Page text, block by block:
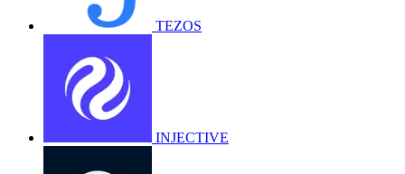
TEZOS
INJECTIVE